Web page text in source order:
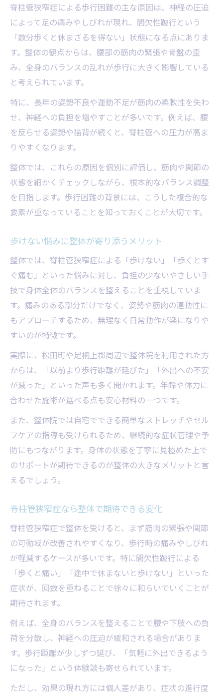
失敗しないセルフケアの始め方
整体とセルフケアの相乗効果とは
不安な間欠性跛行、整体で歩行改善を目指す
整体施術で歩行改善した事例まとめ
歩行に不安がある方への整体活用法
整体を受けるなら知っておきたい流れ
歩行改善に役立つ整体の工夫
整体で歩く力が変わる理由
整体視点で取り組む姿勢改善と日常のポイント
整体が推奨する正しい姿勢のチェック表
姿勢改善を目指すなら整体の知恵を活用
日常でできる姿勢意識のコツ
整体による姿勢指導のポイント
整体と相性の良いストレッチ例一覧
脊柱管狭窄症に役立つストレッチの選び方
整体施術後におすすめの自宅ケア
ストレッチと整体の相乗効果を引き出す
ストレッチ習慣化のための整体的アドバイ
ス
脊柱管狭窄症による歩行困難の主な原因は、神経の圧迫
によって足の痛みやしびれが現れ、間欠性跛行という
「数分歩くと休まざるを得ない」状態になる点にありま
す。整体の観点からは、腰部の筋肉の緊張や骨盤の歪
み、全身のバランスの乱れが歩行に大きく影響している
と考えられています。
特に、長年の姿勢不良や運動不足が筋肉の柔軟性を失わ
せ、神経への負担を増やすことが多いです。例えば、腰
を反らせる姿勢や猫背が続くと、脊柱管への圧力が高ま
りやすくなります。
整体では、これらの原因を個別に評価し、筋肉や関節の
状態を細かくチェックしながら、根本的なバランス調整
を目指します。歩行困難の背景には、こうした複合的な
要素が重なっていることを知っておくことが大切です。
歩けない悩みに整体が寄り添うメリット
整体では、脊柱管狭窄症による「歩けない」「歩くとす
ぐ痛む」といった悩みに対し、負担の少ないやさしい手
技で身体全体のバランスを整えることを重視していま
す。痛みのある部分だけでなく、姿勢や筋肉の連動性に
もアプローチするため、無理なく日常動作が楽になりや
すいのが特徴です。
実際に、松田町や足柄上郡周辺で整体院を利用された方
からは、「以前より歩行距離が延びた」「外出への不安
が減った」といった声も多く聞かれます。年齢や体力に
合わせた施術が選べる点も安心材料の一つです。
また、整体院では自宅でできる簡単なストレッチやセル
フケアの指導も受けられるため、継続的な症状管理や予
防にもつながります。身体の状態を丁寧に見極めた上で
のサポートが期待できるのが整体の大きなメリットと言
えるでしょう。
脊柱管狭窄症なら整体で期待できる変化
脊柱管狭窄症で整体を受けると、まず筋肉の緊張や関節
の可動域が改善されやすくなり、歩行時の痛みやしびれ
が軽減するケースが多いです。特に間欠性跛行による
「歩くと痛い」「途中で休まないと歩けない」といった
症状が、回数を重ねることで徐々に和らいでいくことが
期待されます。
例えば、全身のバランスを整えることで腰や下肢への負
荷を分散し、神経への圧迫が緩和される場合がありま
す。歩行距離が少しずつ延び、「気軽に外出できるよう
になった」という体験談も寄せられています。
ただし、効果の現れ方には個人差があり、症状の進行度